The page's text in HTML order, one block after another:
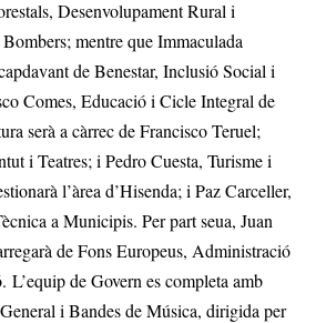
Desenvolupament Rural i
mentre que Immaculada
de Benestar, Inclusió Social i
Comes, Educació i Cicle Integral de
serà a càrrec de Francisco Teruel;
i Teatres; i Pedro Cuesta, Turisme i
l’àrea d’Hisenda; i Paz Carceller,
a Municipis. Per part seua, Juan
de Fons Europeus, Administració
de Govern es completa amb
i Bandes de Música, dirigida per